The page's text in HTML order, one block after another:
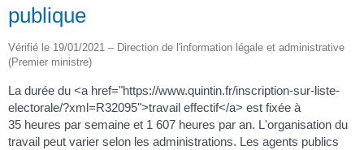
publique
Vérifié le 19/01/2021 – Direction de l'information légale et administrative
(Premier ministre)
La durée du <a href="https://www.quintin.fr/inscription-sur-liste-
electorale/?xml=R32095">travail effectif</a> est fixée à
35 heures par semaine et 1 607 heures par an. L'organisation du
travail peut varier selon les administrations. Les agents publics